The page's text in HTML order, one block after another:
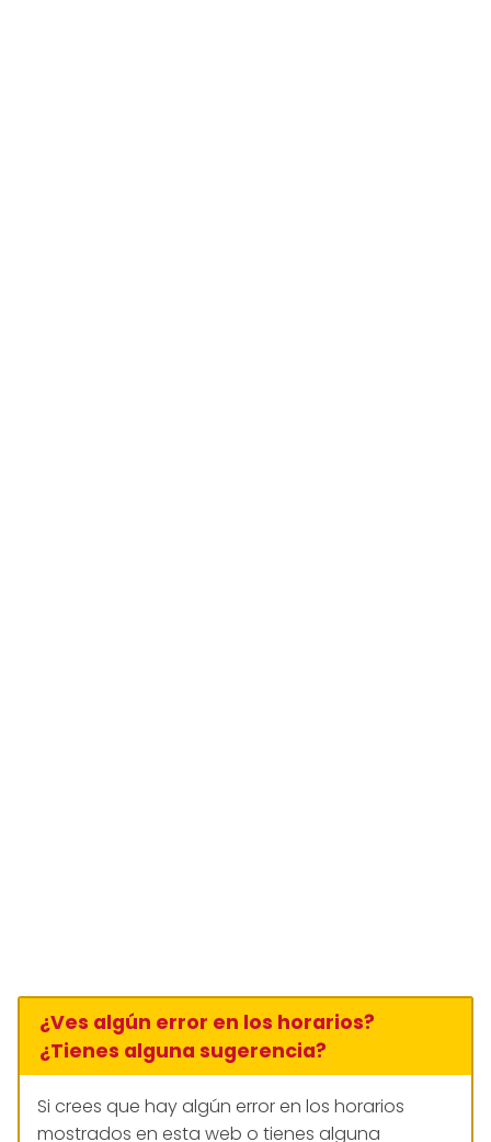
¿Ves algún error en los horarios?
¿Tienes alguna sugerencia?
Si crees que hay algún error en los horarios
mostrados en esta web o tienes alguna